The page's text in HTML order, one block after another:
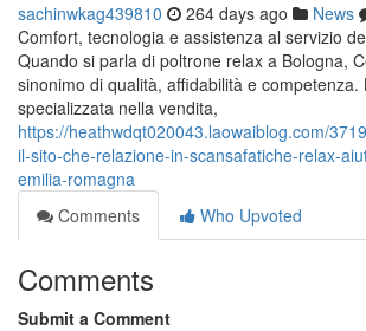
sachinwkag439810 264 days ago News
Comfort, tecnologia e assistenza al servizio
Quando si parla di poltrone relax a Bologna,
sinonimo di qualità, affidabilità e competenza.
specializzata nella vendita,
https://heathwdqt020043.laowaiblog.com/
il-sito-che-relazione-in-scansafatiche-relax-
emilia-romagna
Comments
Who Upvoted
Comments
Submit a Comment